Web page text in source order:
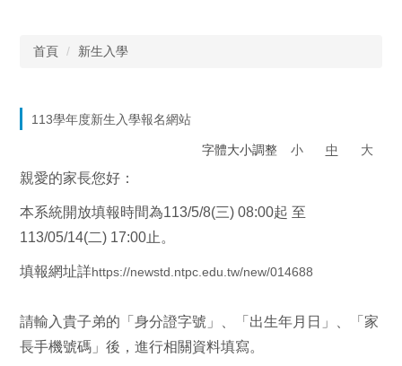
首頁 新生入學
113學年度新生入學報名網站
字體大小調整 小 中 大
親愛的家長您好：
本系統開放填報時間為113/5/8(三) 08:00起 至
113/05/14(二) 17:00止。
填報網址詳https://newstd.ntpc.edu.tw/new/014688
請輸入貴子弟的「身分證字號」、「出生年月日」、「家
長手機號碼」後，進行相關資料填寫。